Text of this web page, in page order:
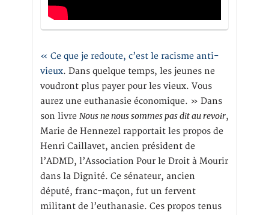
« Ce que je redoute, c’est le racisme anti-
vieux. Dans quelque temps, les jeunes ne
voudront plus payer pour les vieux. Vous
aurez une euthanasie économique. » Dans
son livre Nous ne nous sommes pas dit au revoir,
Marie de Hennezel rapportait les propos de
Henri Caillavet, ancien président de
l’ADMD, l’Association Pour le Droit à Mourir
dans la Dignité. Ce sénateur, ancien
député, franc-maçon, fut un fervent
militant de l’euthanasie. Ces propos tenus